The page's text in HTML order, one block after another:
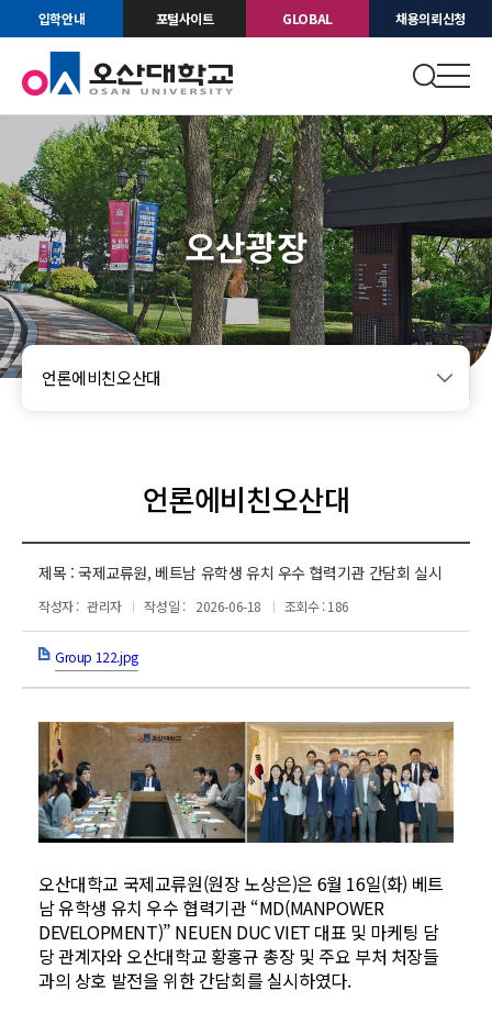
입학안내 포털사이트 GLOBAL 채용의뢰신청
오산광장
언론에비친오산대
언론에비친오산대
제목 : 국제교류원, 베트남 유학생 유치 우수 협력기관 간담회 실시
작성자 : 관리자 작성일 : 2026-06-18 조회수 : 186
Group 122.jpg
오산대학교 국제교류원(원장 노상은)은 6월 16일(화) 베트
남 유학생 유치 우수 협력기관 “MD(MANPOWER
DEVELOPMENT)” NEUEN DUC VIET 대표 및 마케팅 담
당 관계자와 오산대학교 황홍규 총장 및 주요 부처 처장들
과의 상호 발전을 위한 간담회를 실시하였다.